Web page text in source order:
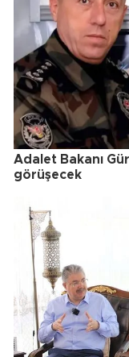
Adalet Bakanı
görüşecek